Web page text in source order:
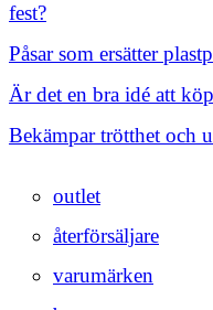
fest?
Påsar som ersätter
Är det en bra idé att
Bekämpar trötthet och
outlet
återförsäljare
varumärken